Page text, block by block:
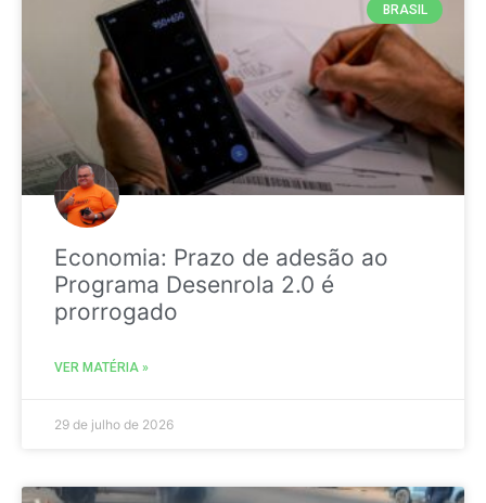
BRASIL
Economia: Prazo de adesão ao
Programa Desenrola 2.0 é
prorrogado
VER MATÉRIA »
29 de julho de 2026